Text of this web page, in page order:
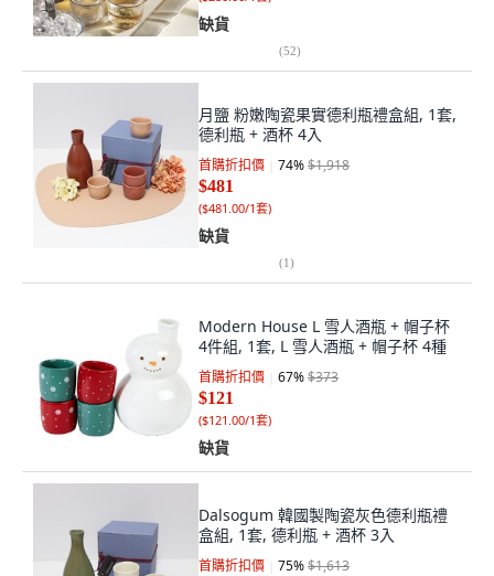
缺貨
(52)
月鹽 粉嫩陶瓷果實德利瓶禮盒組, 1套,
德利瓶 + 酒杯 4入
首購折扣價 74%$1,918
$481
($481.00/1套)
缺貨
(1)
Modern House L 雪人酒瓶 + 帽子杯
4件組, 1套, L 雪人酒瓶 + 帽子杯 4種
首購折扣價 67%$373
$121
($121.00/1套)
缺貨
Dalsogum 韓國製陶瓷灰色德利瓶禮
盒組, 1套, 德利瓶 + 酒杯 3入
首購折扣價 75%$1,613